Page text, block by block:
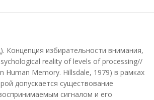
избирательности внимания,
reality of levels of processing//
Human Memory. Hillsdale, 1979) в рамках
допускается существование
сигналом и его